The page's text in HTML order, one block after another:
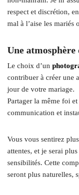
respect et discrétion,
mal à l’aise les mariés
Une
Le choix d’un
contribuer à créer une
jour de votre mariage.
Partager la même foi
communication et
Vous vous sentirez
attentes, et je serai
sensibilités. Cette
seront plus naturelles,